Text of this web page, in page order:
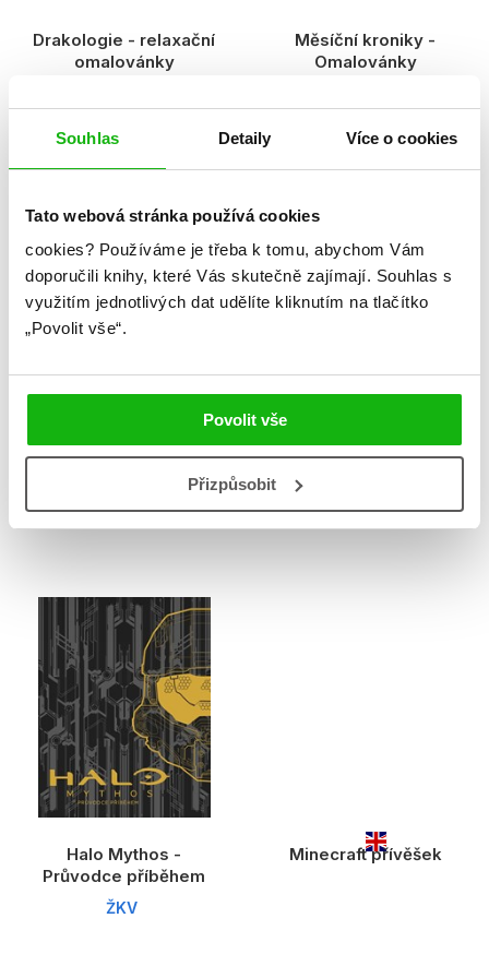
Souhlas Detaily Více o cookies
Tato webová stránka používá cookies
cookies? Používáme je třeba k tomu, abychom Vám
doporučili knihy, které Vás skutečně zajímají. Souhlas s
využitím jednotlivých dat udělíte kliknutím na tlačítko
„Povolit vše“.
Povolit vše
Přizpůsobit
Drakologie - relaxační
omalovánky
Měsíční kroniky -
Omalovánky
Vybarvuj, čti si, nalepuj
Zachraňte pejsky
Zábavný sešit
Halo Mythos -
Průvodce příběhem
ŽKV